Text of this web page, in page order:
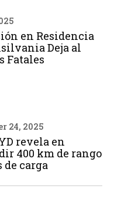
en Residencia
Deja al
Fatales
24, 2025
revela en
400 km de rango
de carga